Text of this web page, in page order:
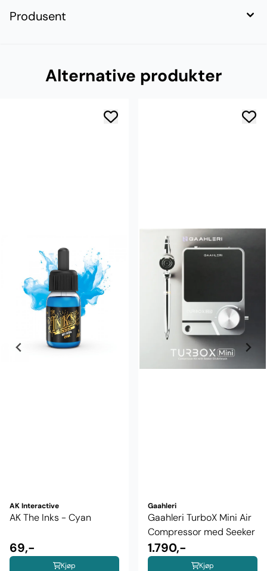
Produsent
Alternative produkter
AK Interactive
AK The Inks - Cyan
69,-
Kjøp
Gaahleri
Gaahleri TurboX Mini Air
Compressor med Seeker
1.790,-
Kjøp